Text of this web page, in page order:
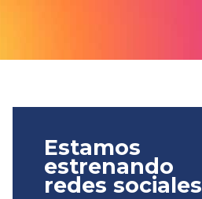
Estamos
estrenando
redes sociales